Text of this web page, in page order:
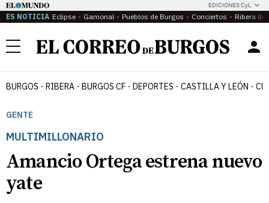
EDICIONES CyL
ES NOTICIA Eclipse Gamonal Pueblos de Burgos Conciertos Ribera del
Menú
BURGOS RIBERA BURGOS CF DEPORTES CASTILLA Y LEÓN
GENTE
MULTIMILLONARIO
Amancio Ortega estrena nuevo
yate